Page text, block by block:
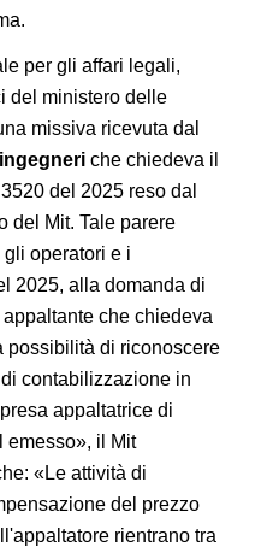
per gli affari legali,
del ministero delle
missiva ricevuta dal
che chiedeva il
del 2025 reso dal
del Mit. Tale parere
operatori e i
2025, alla domanda di
che chiedeva
possibilità di riconoscere
contabilizzazione in
appaltatrice di
emesso», il Mit
«Le attività di
del prezzo
rientrano tra